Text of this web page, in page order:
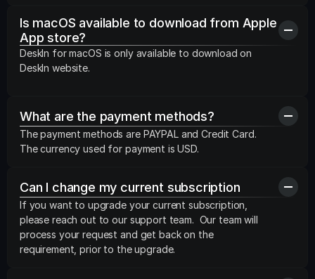
Is macOS available to download from Apple
App store?
DeskIn for macOS is only available to download on
DeskIn website.
What are the payment methods?
The payment methods are PAYPAL and Credit Card.
The currency used for payment is USD.
Can I change my current subscription
If you want to upgrade your current subscription,
please reach out to our support team.  Our team will
process your request and get back on the
requirement, prior to the upgrade.